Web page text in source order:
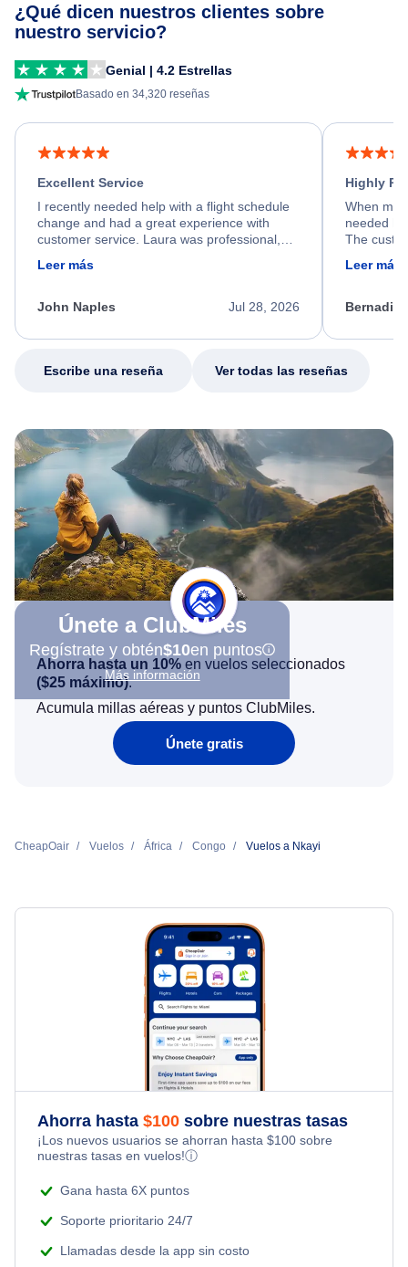
¿Qué dicen nuestros clientes sobre
nuestro servicio?
Genial | 4.2 Estrellas
Basado en 34,320 reseñas
Excellent Service
I recently needed help with a flight schedule
change and had a great experience with
customer service. Laura was professional,
friendly, and very helpful throughout the
process. She quickly found a solution and
appreciate her excellent service.
Leer más
Jul 28, 2026
John Naples
Highly
When my
needed
The
calm,
my issue.
Leer más
Escribe una reseña Ver todas las reseñas
Únete a ClubMiles
Regístrate y obtén$10en puntos
Más información
Ahorra hasta un 10% en vuelos seleccionados
($25 máximo).
Acumula millas aéreas y puntos ClubMiles.
Únete gratis
CheapOair Vuelos África Congo Vuelos a Nkayi
Ahorra hasta $100 sobre nuestras tasas
¡Los nuevos usuarios se ahorran hasta $100 sobre
nuestras tasas en vuelos!ⓘ
Gana hasta 6X puntos
Soporte prioritario 24/7
Llamadas desde la app sin costo